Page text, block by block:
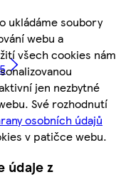
ukládáme soubory
webu a
všech cookies nám
jen nezbytné
Své rozhodnutí
osobních údajů
v patičce webu.
údaje z